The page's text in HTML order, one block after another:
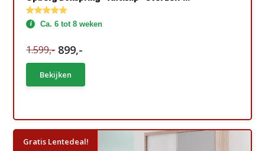
Ca. 6 tot 8 weken
1.599,- 899,-
Bekijken
Gratis Lentedeal!